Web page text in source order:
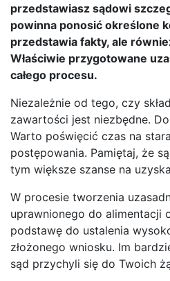
przedstawiasz sądowi
powinna ponosić określone
przedstawia fakty, ale
Właściwie przygotowane
całego procesu.
Niezależnie od tego, czy
zawartości jest niezbędne.
Warto poświęcić czas na
postępowania. Pamiętaj, że
tym większe szanse na
W procesie tworzenia
uprawnionego do alimentacji
podstawę do ustalenia
złożonego wniosku. Im
sąd przychyli się do Twoich